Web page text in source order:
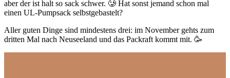
aber der ist halt so sack schwer. 🥲 Hat sonst jemand schon mal
einen UL-Pumpsack selbstgebastelt?
Aller guten Dinge sind mindestens drei: im November gehts zum
dritten Mal nach Neuseeland und das Packraft kommt mit. 🥳